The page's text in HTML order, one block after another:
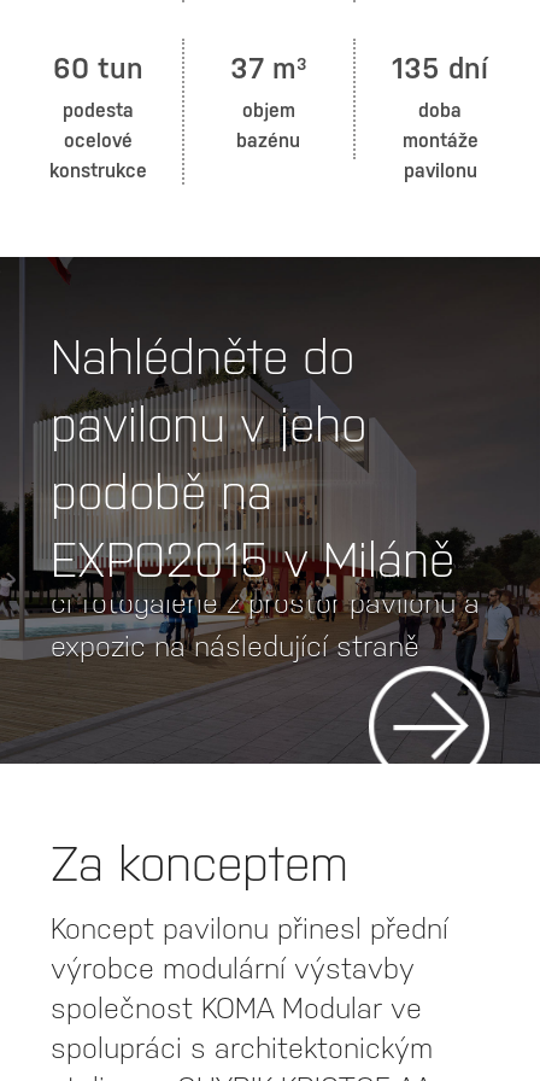
60 tun
podesta
ocelové
konstrukce
37 m3
objem
bazénu
135 dní
doba
montáže
pavilonu
Nahlédněte do
pavilonu v jeho
podobě na
EXPO2015 v Miláně
Prohlédněte si koncepci českého
pavilonu, jeho nejzajímavější části
či fotogalerie z prostor pavilonu a
expozic na následující straně
Za konceptem
Koncept pavilonu přinesl přední
výrobce modulární výstavby
společnost KOMA Modular ve
spolupráci s architektonickým